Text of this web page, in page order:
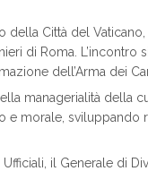
Città del
di Roma. L’incontro
dell’Arma dei
managerialità della
e morale,
il Generale di